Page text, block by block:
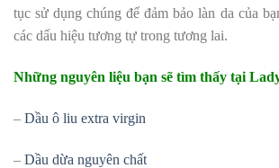
tục sử dụng chúng để đảm bảo làn da của
các dấu hiệu tương tự trong tương lai.
Những nguyên liệu bạn sẽ tìm thấy tại
– Dầu ô liu extra virgin
– Dầu dừa nguyên chất